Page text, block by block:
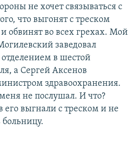
не хочет связываться с
что выгонят с треском
обвинят во всех грехах. Мой
заведовал
в шестой
а Сергей Аксенов
здравоохранения.
не послушал. И что?
его выгнали с треском и не
больницу.